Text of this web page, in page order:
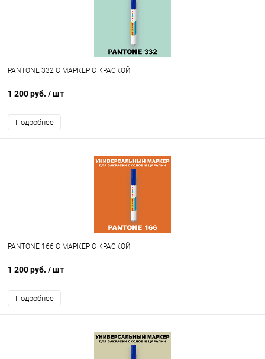
PANTONE 332 C МАРКЕР С КРАСКОЙ
1 200 руб. / шт
Подробнее
PANTONE 166 C МАРКЕР С КРАСКОЙ
1 200 руб. / шт
Подробнее